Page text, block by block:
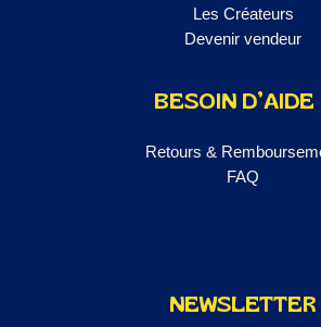
Les Créateurs
Devenir vendeur
BESOIN D’AIDE
Retours &
FAQ
NEWSLETTER